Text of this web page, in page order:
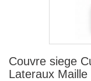
Couvre siege
Lateraux